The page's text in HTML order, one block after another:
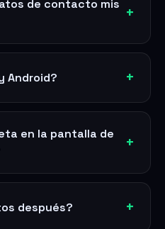
de contacto mis
Android?
en la pantalla de
después?